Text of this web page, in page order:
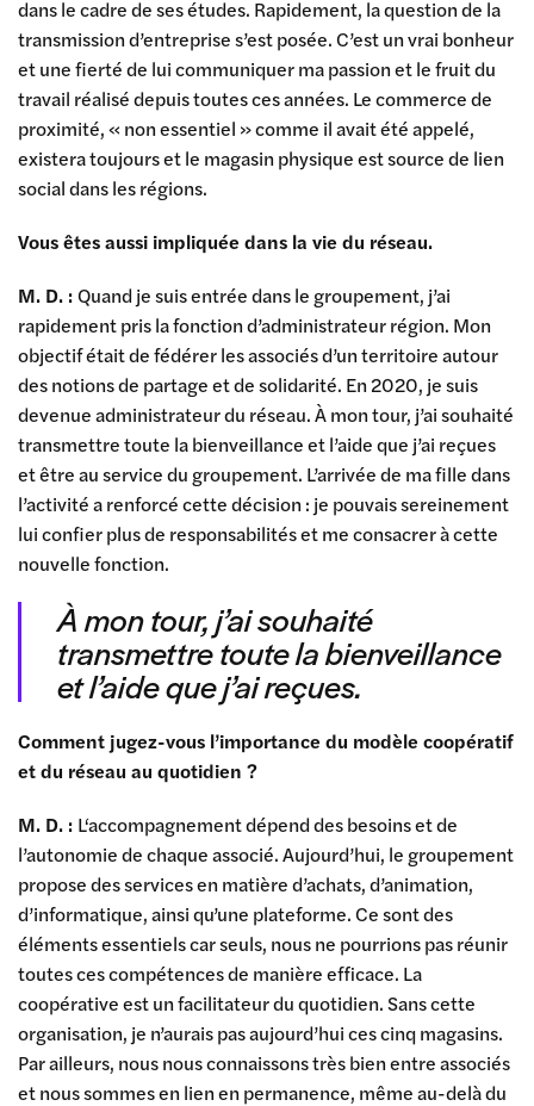
dans le cadre de ses études. Rapidement, la question de la
transmission d’entreprise s’est posée. C’est un vrai bonheur
et une fierté de lui communiquer ma passion et le fruit du
travail réalisé depuis toutes ces années. Le commerce de
proximité, « non essentiel » comme il avait été appelé,
existera toujours et le magasin physique est source de lien
social dans les régions.
Vous êtes aussi impliquée dans la vie du réseau.
M. D. :Quand je suis entrée dans le groupement, j’ai
rapidement pris la fonction d’administrateur région. Mon
objectif était de fédérer les associés d’un territoire autour
des notions de partage et de solidarité. En 2020, je suis
devenue administrateur du réseau. À mon tour, j’ai souhaité
transmettre toute la bienveillance et l’aide que j’ai reçues
et être au service du groupement. L’arrivée de ma fille dans
l’activité a renforcé cette décision : je pouvais sereinement
lui confier plus de responsabilités et me consacrer à cette
nouvelle fonction.
À mon tour, j’ai souhaité
transmettre toute la bienveillance
et l’aide que j’ai reçues.
Comment jugez-vous l’importance du modèle coopératif
et du réseau au quotidien ?
M. D. : L‘accompagnement dépend des besoins et de
l’autonomie de chaque associé. Aujourd’hui, le groupement
propose des services en matière d’achats, d’animation,
d’informatique, ainsi qu’une plateforme. Ce sont des
éléments essentiels car seuls, nous ne pourrions pas réunir
toutes ces compétences de manière efficace. La
coopérative est un facilitateur du quotidien. Sans cette
organisation, je n’aurais pas aujourd’hui ces cinq magasins.
Par ailleurs, nous nous connaissons très bien entre associés
et nous sommes en lien en permanence, même au-delà du